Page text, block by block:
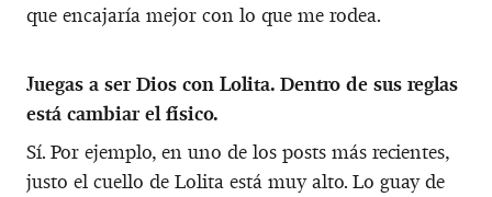
que encajaría mejor con lo que me rodea.
Juegas a ser Dios con Lolita. Dentro de sus reglas
está cambiar el físico.
Sí. Por ejemplo, en uno de los posts más recientes,
justo el cuello de Lolita está muy alto. Lo guay de